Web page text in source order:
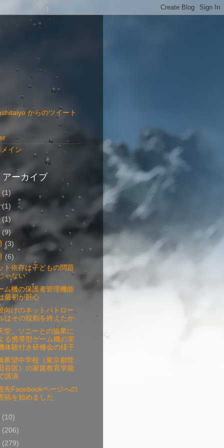
からのツイート
イン
ーカイブ
(1)
(1)
(1)
(9)
(3)
(6)
ト依存は子どもの問題
ゃない
ム機の保護者管理機能
最初が肝心
向けのネットパトロー
はその役割を終えたか
堂、ソニーとの協業に
る携帯型ゲーム機の実
体験付き研修会の様子
希望中学校（東京都世
谷区）の家庭教育学級
講演
先Facebookページへの
稿を始めました
(10)
(206)
(279)